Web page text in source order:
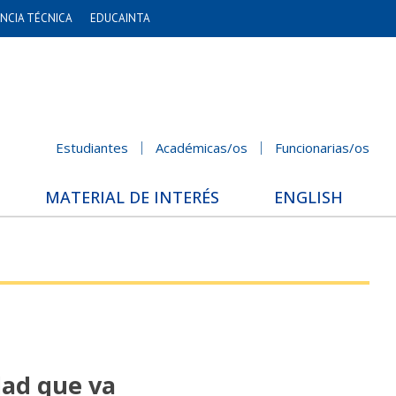
TÉCNICA EDUCAINTA
Estudiantes Académicas/os Funcionarias/os
MATERIAL DE INTERÉS ENGLISH
que va